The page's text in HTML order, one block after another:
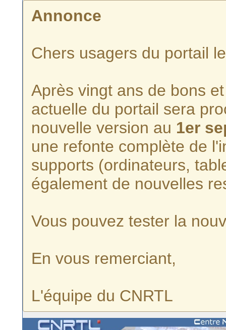
Annonce
Chers usagers du portail
Après vingt ans de bons
actuelle du portail sera
nouvelle version au 1er
une refonte complète de
supports (ordinateurs,
également de nouvelles
Vous pouvez tester la
En vous remerciant,
L'équipe du CNRTL